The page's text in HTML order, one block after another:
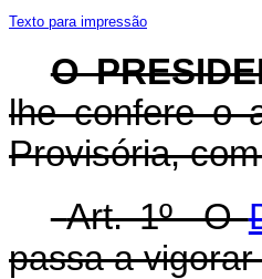
Texto para impressão
O
lhe confere o
Provisória,
Art. 1º O
passa a